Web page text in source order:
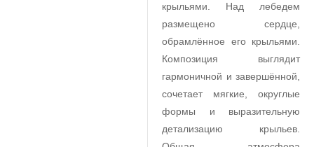
крыльями. Над лебедем
размещено сердце,
обрамлённое его крыльями.
Композиция выглядит
гармоничной и завершённой,
сочетает мягкие, округлые
формы и выразительную
детализацию крыльев.